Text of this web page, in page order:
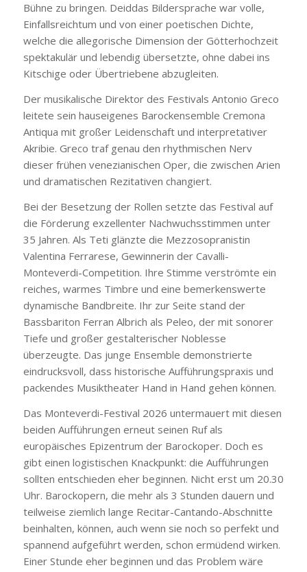
Bühne zu bringen. Deiddas Bildersprache war volle,
Einfallsreichtum und von einer poetischen Dichte,
welche die allegorische Dimension der Götterhochzeit
spektakulär und lebendig übersetzte, ohne dabei ins
Kitschige oder Übertriebene abzugleiten.
Der musikalische Direktor des Festivals Antonio Greco
leitete sein hauseigenes Barockensemble Cremona
Antiqua mit großer Leidenschaft und interpretativer
Akribie. Greco traf genau den rhythmischen Nerv
dieser frühen venezianischen Oper, die zwischen Arien
und dramatischen Rezitativen changiert.
Bei der Besetzung der Rollen setzte das Festival auf
die Förderung exzellenter Nachwuchsstimmen unter
35 Jahren. Als Teti glänzte die Mezzosopranistin
Valentina Ferrarese, Gewinnerin der Cavalli-
Monteverdi-Competition. Ihre Stimme verströmte ein
reiches, warmes Timbre und eine bemerkenswerte
dynamische Bandbreite. Ihr zur Seite stand der
Bassbariton Ferran Albrich als Peleo, der mit sonorer
Tiefe und großer gestalterischer Noblesse
überzeugte. Das junge Ensemble demonstrierte
eindrucksvoll, dass historische Aufführungspraxis und
packendes Musiktheater Hand in Hand gehen können.
Das Monteverdi-Festival 2026 untermauert mit diesen
beiden Aufführungen erneut seinen Ruf als
europäisches Epizentrum der Barockoper. Doch es
gibt einen logistischen Knackpunkt: die Aufführungen
sollten entschieden eher beginnen. Nicht erst um 20.30
Uhr. Barockopern, die mehr als 3 Stunden dauern und
teilweise ziemlich lange Recitar-Cantando-Abschnitte
beinhalten, können, auch wenn sie noch so perfekt und
spannend aufgeführt werden, schon ermüdend wirken.
Einer Stunde eher beginnen und das Problem wäre